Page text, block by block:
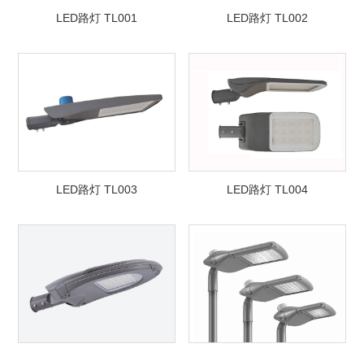
LED路灯 TL001 LED路灯 TL002
LED路灯 TL003 LED路灯 TL004